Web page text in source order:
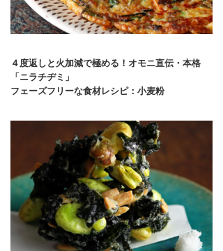
４度返しと火加減で極める！オモニ直伝・本格
「ニラチヂミ」
フェーズフリーな食材レシピ：小麦粉